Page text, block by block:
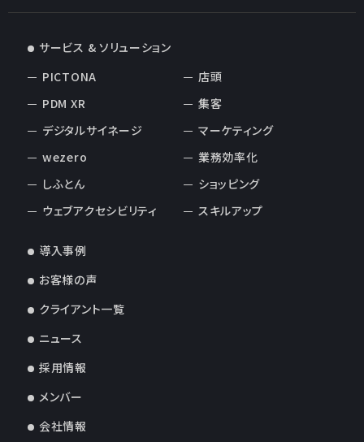
サービス & ソリューション
PICTONA
PDM XR
デジタルサイネージ
wezero
しふとん
ウェブアクセシビリティ
店頭
集客
マーケティング
業務効率化
ショッピング
スキルアップ
導入事例
お客様の声
クライアント一覧
ニュース
採用情報
メンバー
会社情報